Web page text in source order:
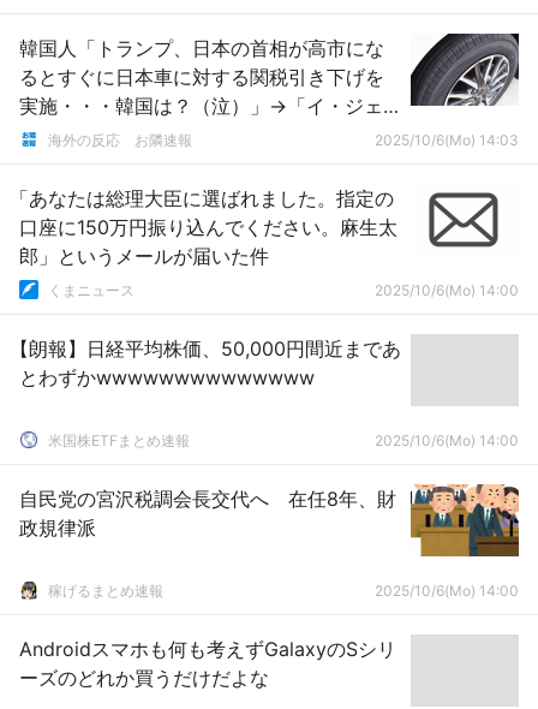
韓国人「トランプ、日本の首相が高市にな
るとすぐに日本車に対する関税引き下げを
実施・・・韓国は？（泣）」→「イ・ジェ
ミョンを本当に嫌ってるようだね」「日本
か」
海外の反応 お隣速報 2025/10/6(Mo) 14:03
「あなたは総理大臣に選ばれました。指定の
口座に150万円振り込んでください。麻生太
郎」というメールが届いた件
くまニュース 2025/10/6(Mo) 14:00
【朗報】日経平均株価、50,000円間近まであ
とわずかwwwwwwwwwwwwww
米国株ETFまとめ速報 2025/10/6(Mo) 14:00
自民党の宮沢税調会長交代へ 在任8年、財
政規律派
稼げるまとめ速報 2025/10/6(Mo) 14:00
Androidスマホも何も考えずGalaxyのSシリ
ーズのどれか買うだけだよな